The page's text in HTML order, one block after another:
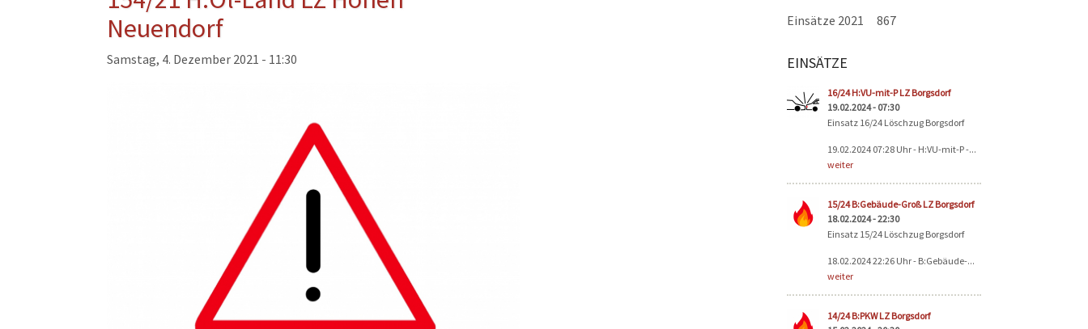
Neuendorf
Samstag, 4. Dezember 2021 - 11:30
Einsätze 2021 867
EINSÄTZE
16/24 H:VU-mit-P LZ Borgsdorf
19.02.2024 - 07:30
Einsatz 16/24 Löschzug Borgsdorf
19.02.2024 07:28 Uhr - H:VU-mit-P -...
weiter
15/24 B:Gebäude-Groß LZ Borgsdorf
18.02.2024 - 22:30
Einsatz 15/24 Löschzug Borgsdorf
18.02.2024 22:26 Uhr - B:Gebäude-...
weiter
14/24 B:PKW LZ Borgsdorf
Seiten